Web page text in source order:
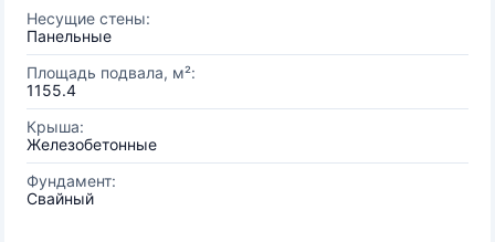
Несущие стены:
Панельные
Площадь подвала, м²:
1155.4
Крыша:
Железобетонные
Фундамент:
Свайный